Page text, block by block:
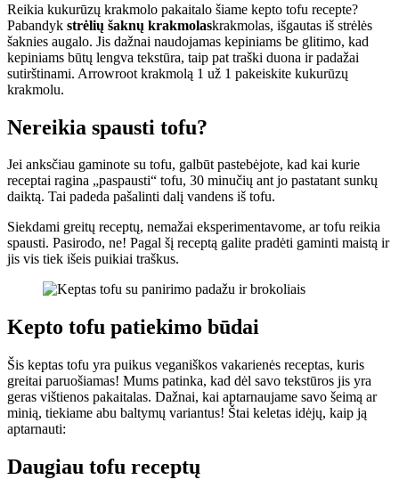
Reikia kukurūzų krakmolo pakaitalo šiame kepto tofu recepte?
Pabandyk strėlių šaknų krakmolaskrakmolas, išgautas iš strėlės
šaknies augalo. Jis dažnai naudojamas kepiniams be glitimo, kad
kepiniams būtų lengva tekstūra, taip pat traški duona ir padažai
sutirštinami. Arrowroot krakmolą 1 už 1 pakeiskite kukurūzų
krakmolu.
Nereikia spausti tofu?
Jei anksčiau gaminote su tofu, galbūt pastebėjote, kad kai kurie
receptai ragina „paspausti“ tofu, 30 minučių ant jo pastatant sunkų
daiktą. Tai padeda pašalinti dalį vandens iš tofu.
Siekdami greitų receptų, nemažai eksperimentavome, ar tofu reikia
spausti. Pasirodo, ne! Pagal šį receptą galite pradėti gaminti maistą ir
jis vis tiek išeis puikiai traškus.
Kepto tofu patiekimo būdai
Šis keptas tofu yra puikus veganiškos vakarienės receptas, kuris
greitai paruošiamas! Mums patinka, kad dėl savo tekstūros jis yra
geras vištienos pakaitalas. Dažnai, kai aptarnaujame savo šeimą ar
minią, tiekiame abu baltymų variantus! Štai keletas idėjų, kaip ją
aptarnauti:
Daugiau tofu receptų